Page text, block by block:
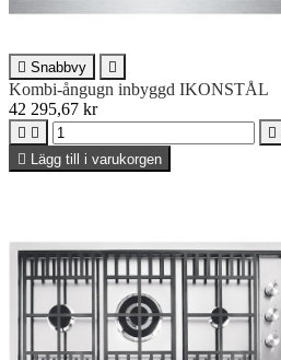
 Snabbvy 
Kombi-ångugn inbyggd IKONSTÅL
42 295,67 kr
  
 Lägg till i varukorgen